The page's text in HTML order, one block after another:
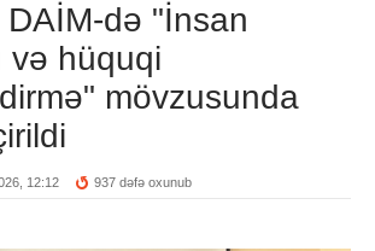
də "İnsan
və hüquqi
mövzusunda
12:12 937 dəfə oxunub